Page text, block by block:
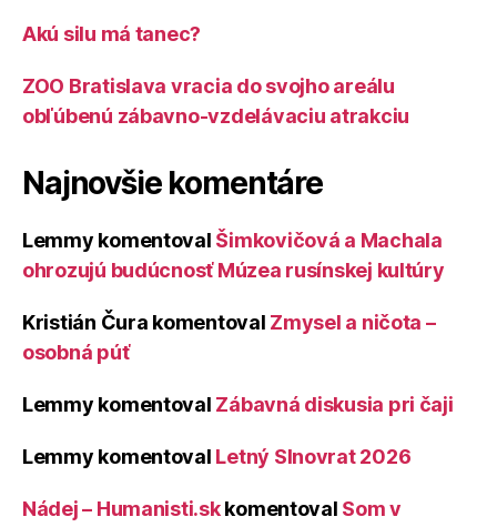
Akú silu má tanec?
ZOO Bratislava vracia do svojho areálu
obľúbenú zábavno-vzdelávaciu atrakciu
Najnovšie komentáre
Lemmy komentoval Šimkovičová a Machala
ohrozujú budúcnosť Múzea rusínskej kultúry
Kristián Čura komentoval Zmysel a ničota –
osobná púť
Lemmy komentoval Zábavná diskusia pri čaji
Lemmy komentoval Letný Slnovrat 2026
Nádej – Humanisti.skkomentoval Som v